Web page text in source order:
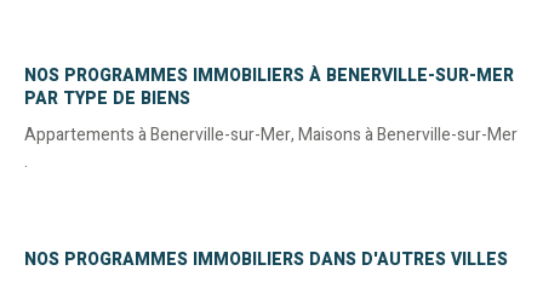
NOS PROGRAMMES IMMOBILIERS À BENERVILLE-SUR-MER
PAR TYPE DE BIENS
Appartements à Benerville-sur-Mer,Maisons à Benerville-sur-Mer
.
NOS PROGRAMMES IMMOBILIERS DANS D'AUTRES VILLES